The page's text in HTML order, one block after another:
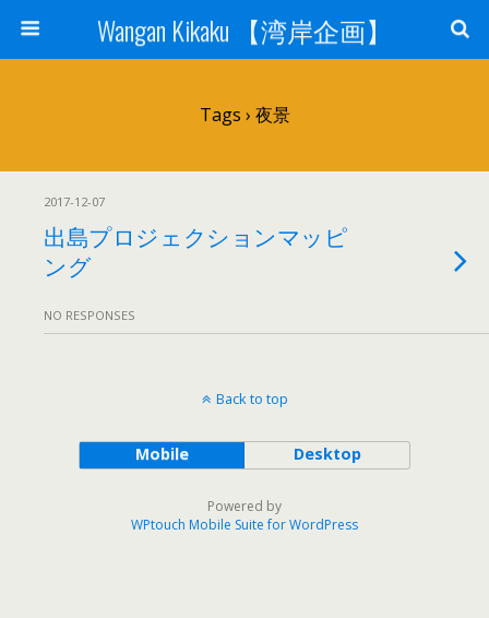
Wangan Kikaku 【湾岸企画】
Tags › 夜景
2017-12-07
出島プロジェクションマッピ
ング
NO RESPONSES
Back to top
Mobile Desktop
Powered by
WPtouch Mobile Suite for WordPress